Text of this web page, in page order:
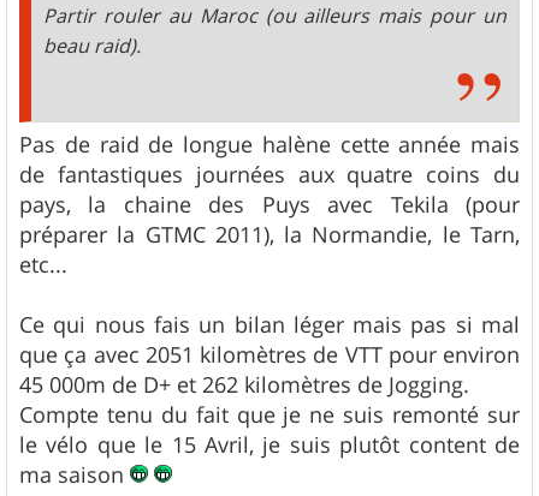
Partir rouler au Maroc (ou ailleurs mais pour un
beau raid).
Pas de raid de longue halène cette année mais
de fantastiques journées aux quatre coins du
pays, la chaine des Puys avec Tekila (pour
préparer la GTMC 2011), la Normandie, le Tarn,
etc...
Ce qui nous fais un bilan léger mais pas si mal
que ça avec 2051 kilomètres de VTT pour environ
45 000m de D+ et 262 kilomètres de Jogging.
Compte tenu du fait que je ne suis remonté sur
le vélo que le 15 Avril, je suis plutôt content de
ma saison